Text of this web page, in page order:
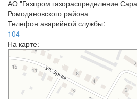
АО "Газпром газораспределение
Ромодановского района
Телефон аварийной службы:
104
На карте:
Газпром газораспределение Саранск,
филиала в Р. П. Чамзинка